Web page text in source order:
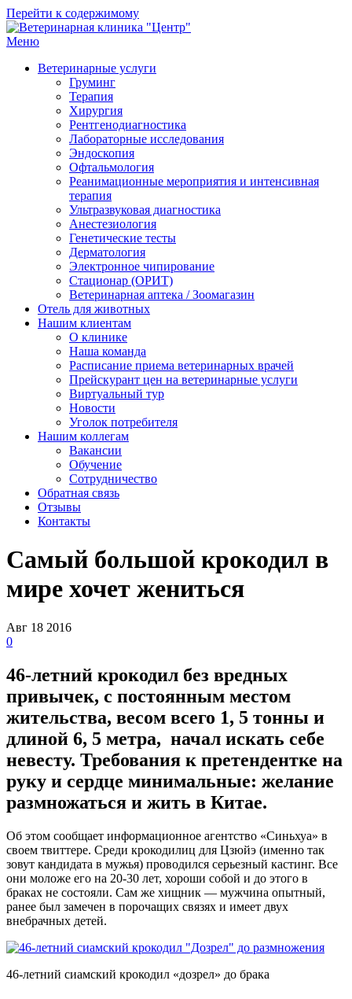
Перейти к содержимому
Меню
Ветеринарные услуги
Груминг
Терапия
Хирургия
Рентгенодиагностика
Лабораторные исследования
Эндоскопия
Офтальмология
Реанимационные мероприятия и интенсивная
терапия
Ультразвуковая диагностика
Анестезиология
Генетические тесты
Дерматология
Электронное чипирование
Стационар (ОРИТ)
Ветеринарная аптека / Зоомагазин
Отель для животных
Нашим клиентам
О клинике
Наша команда
Расписание приема ветеринарных врачей
Прейскурант цен на ветеринарные услуги
Виртуальный тур
Новости
Уголок потребителя
Нашим коллегам
Вакансии
Обучение
Сотрудничество
Обратная связь
Отзывы
Контакты
Самый большой крокодил в
мире хочет жениться
Авг 18 2016
0
46-летний крокодил без вредных
привычек, с постоянным местом
жительства, весом всего 1, 5 тонны и
длиной 6, 5 метра, начал искать себе
невесту. Требования к претендентке на
руку и сердце минимальные: желание
размножаться и жить в Китае.
Об этом сообщает информационное агентство «Синьхуа» в
своем твиттере. Среди крокодилиц для Цзюйэ (именно так
зовут кандидата в мужья) проводился серьезный кастинг. Все
они моложе его на 20-30 лет, хороши собой и до этого в
браках не состояли. Сам же хищник — мужчина опытный,
ранее был замечен в порочащих связях и имеет двух
внебрачных детей.
46-летний сиамский крокодил «дозрел» до брака